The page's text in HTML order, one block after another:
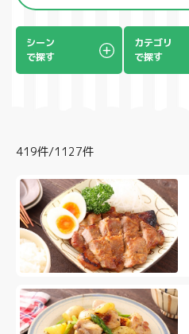
シーン
で探す
カテゴリ
で探す
419件/1127件